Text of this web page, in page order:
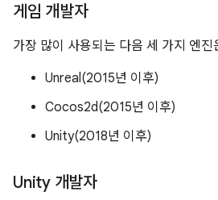
게임 개발자
가장 많이 사용되는 다음 세 가지 엔
Unreal(2015년 이후)
Cocos2d(2015년 이후)
Unity(2018년 이후)
Unity 개발자